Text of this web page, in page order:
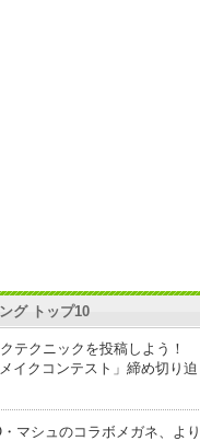
グ トップ10
テクニックを投稿しよう！
メイクコンテスト」締め切り迫
マシュのコラボメガネ、より